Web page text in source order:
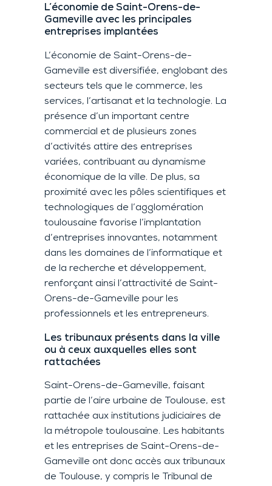
L’économie de Saint-Orens-de-
Gameville avec les principales
entreprises implantées
L’économie de Saint-Orens-de-
Gameville est diversifiée, englobant des
secteurs tels que le commerce, les
services, l’artisanat et la technologie. La
présence d’un important centre
commercial et de plusieurs zones
d’activités attire des entreprises
variées, contribuant au dynamisme
économique de la ville. De plus, sa
proximité avec les pôles scientifiques et
technologiques de l’agglomération
toulousaine favorise l’implantation
d’entreprises innovantes, notamment
dans les domaines de l’informatique et
de la recherche et développement,
renforçant ainsi l’attractivité de Saint-
Orens-de-Gameville pour les
professionnels et les entrepreneurs.
Les tribunaux présents dans la ville
ou à ceux auxquelles elles sont
rattachées
Saint-Orens-de-Gameville, faisant
partie de l’aire urbaine de Toulouse, est
rattachée aux institutions judiciaires de
la métropole toulousaine. Les habitants
et les entreprises de Saint-Orens-de-
Gameville ont donc accès aux tribunaux
de Toulouse, y compris le Tribunal de